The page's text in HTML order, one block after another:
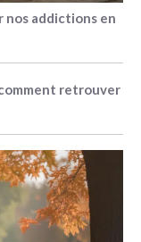
nos addictions en
retrouver